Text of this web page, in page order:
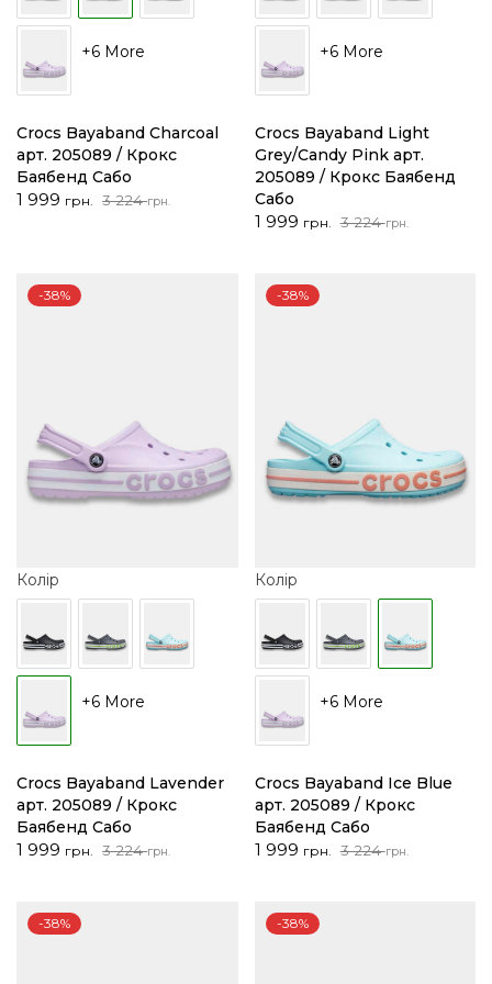
+6 More
Crocs Bayaband Charcoal
арт. 205089 / Крокс
Баябенд Сабо
3 224грн.
Оригінальна
1 999 грн.
Поточна
+6 More
Crocs Bayaband Light
Grey/Candy Pink арт.
205089 / Крокс Баябенд
Сабо
3 224грн.
Оригінальна
224 грн..
1 999 грн.
Поточна
999 грн..
Колір
+6 More
-38%
Crocs Bayaband Lavender
арт. 205089 / Крокс
Баябенд Сабо
3 224грн.
Оригінальна
224 грн..
1 999 грн.
Поточна
999 грн..
Колір
+6 More
-38%
Crocs Bayaband Ice Blue
арт. 205089 / Крокс
Баябенд Сабо
3 224грн.
Оригінальна
224 грн..
1 999 грн.
Поточна
999 грн..
-38% -38%